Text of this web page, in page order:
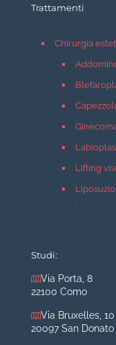
Trattamenti
Chirurgia
Lifting
Medicina
Acido
Studi:
Via Porta, 8
22100 Como
Via Bruxelles, 10
20097 San